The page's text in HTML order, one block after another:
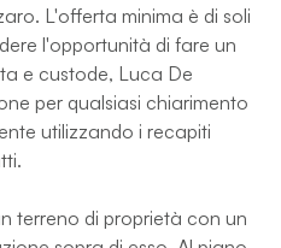
L'offerta minima è di soli
l'opportunità di fare un
e custode, Luca De
per qualsiasi chiarimento
utilizzando i recapiti
terreno di proprietà con un